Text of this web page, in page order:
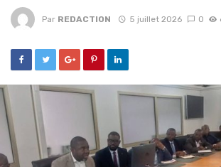
Par REDACTION 5 juillet 2026 0